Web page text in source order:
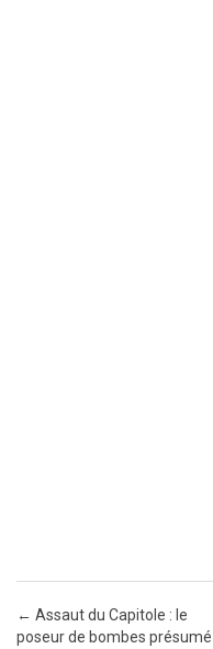
Post navigation
← Assaut du Capitole : le
poseur de bombes présumé